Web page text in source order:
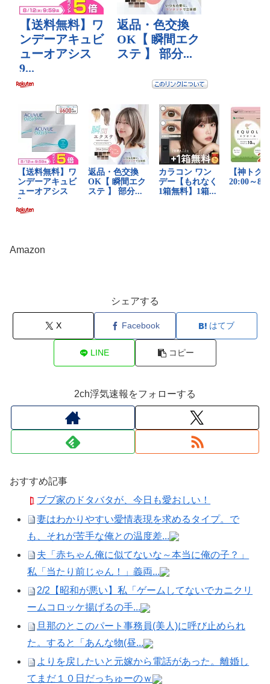
Amazon
シェアする
X Facebook はてブ
LINE コピー
2ch浮気速報をフォローする
おすすめ記事
ブブ家のドタバタが、今日も愛おしい！
妻はわかりやすい愛情表現を求めるタイプ。で
も、それが苦手な俺との温度差...
夫「赤ちゃん俺に似てないな～本当に俺の子？」
私「当たり前じゃん！」義両...
2/2【昭和が悪い】私「ゲームしてないでカニクリ
ームコロッケ揚げるの手...
旦那のとこのパート事務員(美人)に呼び止められ
た。すると「あんな物(昼...
よりを戻したいと元嫁から電話があった。離婚し
てまだ１０日だっちゅーのｗ